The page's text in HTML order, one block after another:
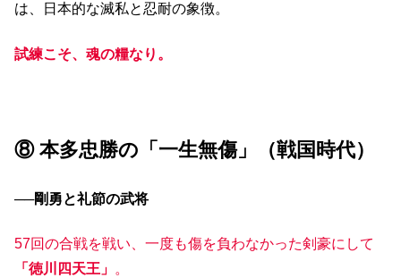
は、日本的な滅私と忍耐の象徴。
試練こそ、魂の糧なり。
⑧ 本多忠勝の「一生無傷」（戦国時代）
──剛勇と礼節の武将
57回の合戦を戦い、一度も傷を負わなかった剣豪にして
「徳川四天王」 。